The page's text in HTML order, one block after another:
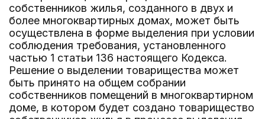
собственников жилья, созданного в двух и
более многоквартирных домах, может быть
осуществлена в форме выделения при условии
соблюдения требования, установленного
частью 1 статьи 136 настоящего Кодекса.
Решение о выделении товарищества может
быть принято на общем собрании
собственников помещений в многоквартирном
доме, в котором будет создано товарищество